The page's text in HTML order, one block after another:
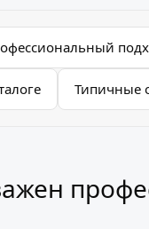
Типичные